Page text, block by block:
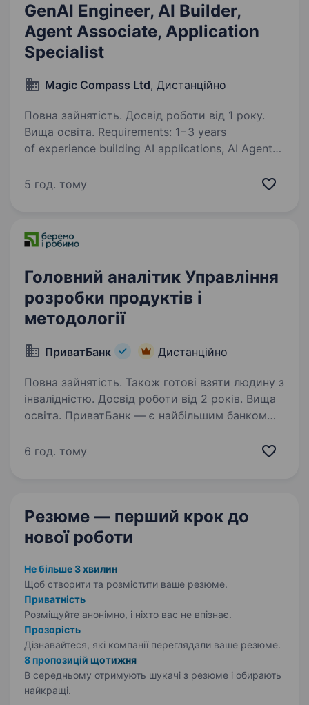
GenAI Engineer, AI Builder,
Agent Associate, Application
Specialist
Magic Compass Ltd, Дистанційно
Повна зайнятість. Досвід роботи від 1 року.
Вища освіта. Requirements: 1−3 years
of experience building AI applications, AI Agents,
experience with leading AI models such
5 год. тому
Головний аналітик Управління
розробки продуктів і
методології
ПриватБанк Дистанційно
Повна зайнятість. Також готові взяти людину з
інвалідністю. Досвід роботи від 2 років. Вища
освіта. ПриватБанк — є найбільшим банком
банків світу. Займає лідуючі позиції за всіма
6 год. тому
Резюме — перший крок до
нової роботи
Не більше 3 хвилин
Щоб створити та розмістити ваше резюме.
Приватність
Розміщуйте анонімно, і ніхто вас не впізнає.
Прозорість
Дізнавайтеся, які компанії переглядали ваше резюме.
8 пропозицій щотижня
В середньому отримують шукачі з резюме і обирають
найкращі.